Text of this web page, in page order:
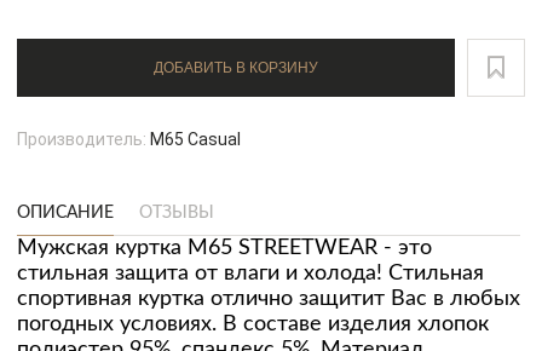
ДОБАВИТЬ В КОРЗИНУ
Производитель: M65 Casual
ОПИСАНИЕ ОТЗЫВЫ
Мужская куртка M65 STREETWEAR - это
стильная защита от влаги и холода! Стильная
спортивная куртка отлично защитит Вас в любых
погодных условиях. В составе изделия хлопок